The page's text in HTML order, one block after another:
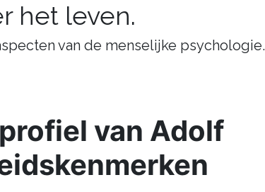
het leven.
van de menselijke psychologie.
van Adolf